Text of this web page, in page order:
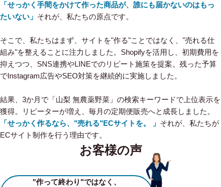
「せっかく手間をかけて作った商品が、誰にも届かないのはもっ
たいない」 それが、私たちの原点です。
そこで、私たちはまず、サイトを"作る"ことではなく、"売れる仕
組み"を整えることに注力しました。Shopifyを活用し、初期費用を
抑えつつ、SNS連携やLINEでのリピート施策を提案。残った予算
でInstagram広告やSEO対策を継続的に実施しました。
結果、3か月で「山梨 無農薬野菜」の検索キーワードで上位表示を
獲得。リピーターが増え、毎月の定期便販売へと成長しました。
「せっかく作るなら、"売れる"ECサイトを。 」 それが、私たちが
ECサイト制作を行う理由です。
お客様の声
"作って終わり"ではなく、